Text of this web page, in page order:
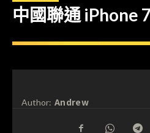
中國聯通 iPhone
Author: Andrew